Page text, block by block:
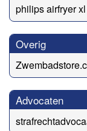
philips airfryer
Overig
Advocaten